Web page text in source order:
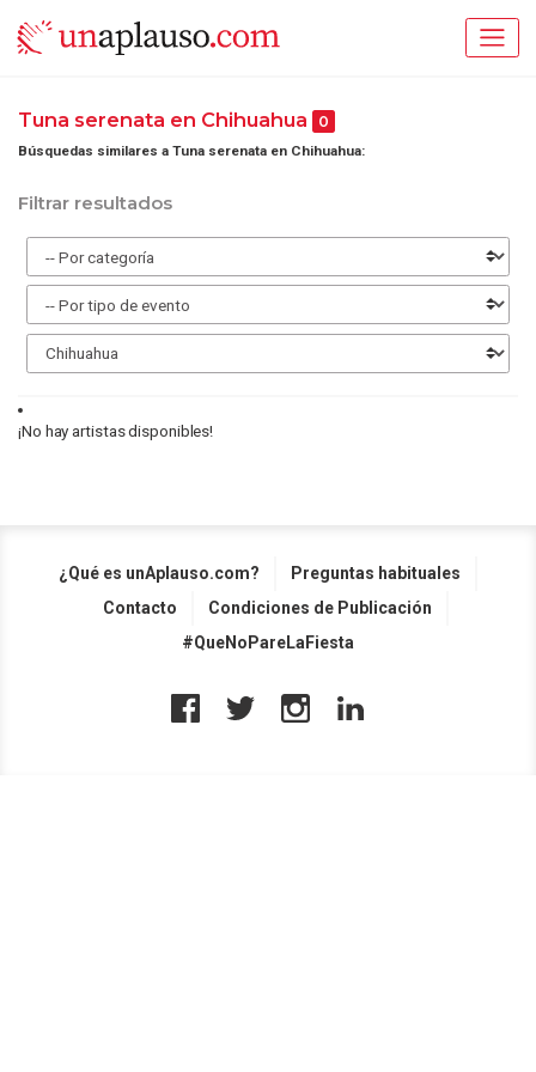
Tuna serenata en Chihuahua 0
Búsquedas similares a Tuna serenata en Chihuahua:
Filtrar resultados
¡No hay artistas disponibles!
¿Qué es unAplauso.com?
Preguntas habituales
Contacto
Condiciones de Publicación
#QueNoPareLaFiesta